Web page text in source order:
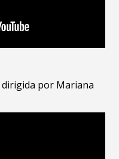
dirigida por Mariana